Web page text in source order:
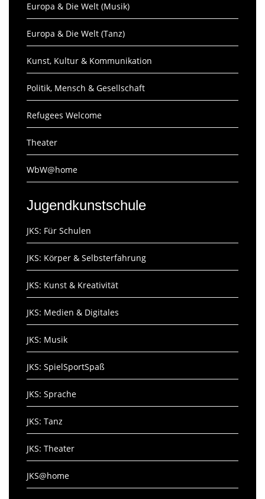
Europa & Die Welt (Musik)
Europa & Die Welt (Tanz)
Kunst, Kultur & Kommunikation
Politik, Mensch & Gesellschaft
Refugees Welcome
Theater
WbW@home
Jugendkunstschule
JKS: Für Schulen
JKS: Körper & Selbsterfahrung
JKS: Kunst & Kreativität
JKS: Medien & Digitales
JKS: Musik
JKS: SpielSportSpaß
JKS: Sprache
JKS: Tanz
JKS: Theater
JKS@home